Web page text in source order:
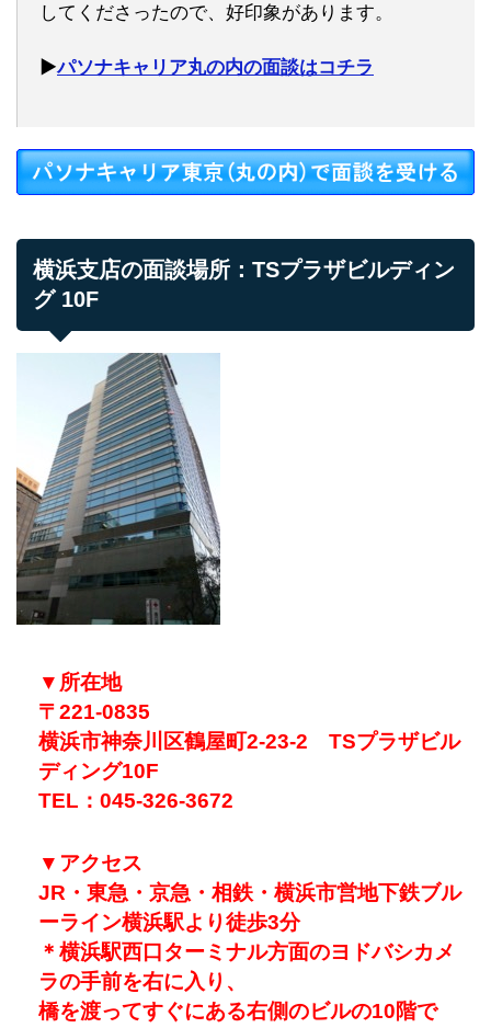
してくださったので、好印象があります。
▶︎パソナキャリア丸の内の面談はコチラ
横浜支店の面談場所：TSプラザビルディン
グ 10F
▼所在地
〒221-0835
横浜市神奈川区鶴屋町2-23-2 TSプラザビル
ディング10F
TEL：045-326-3672
▼アクセス
JR・東急・京急・相鉄・横浜市営地下鉄ブル
ーライン横浜駅より徒歩3分
＊横浜駅西口ターミナル方面のヨドバシカメ
ラの手前を右に入り、
橋を渡ってすぐにある右側のビルの10階で